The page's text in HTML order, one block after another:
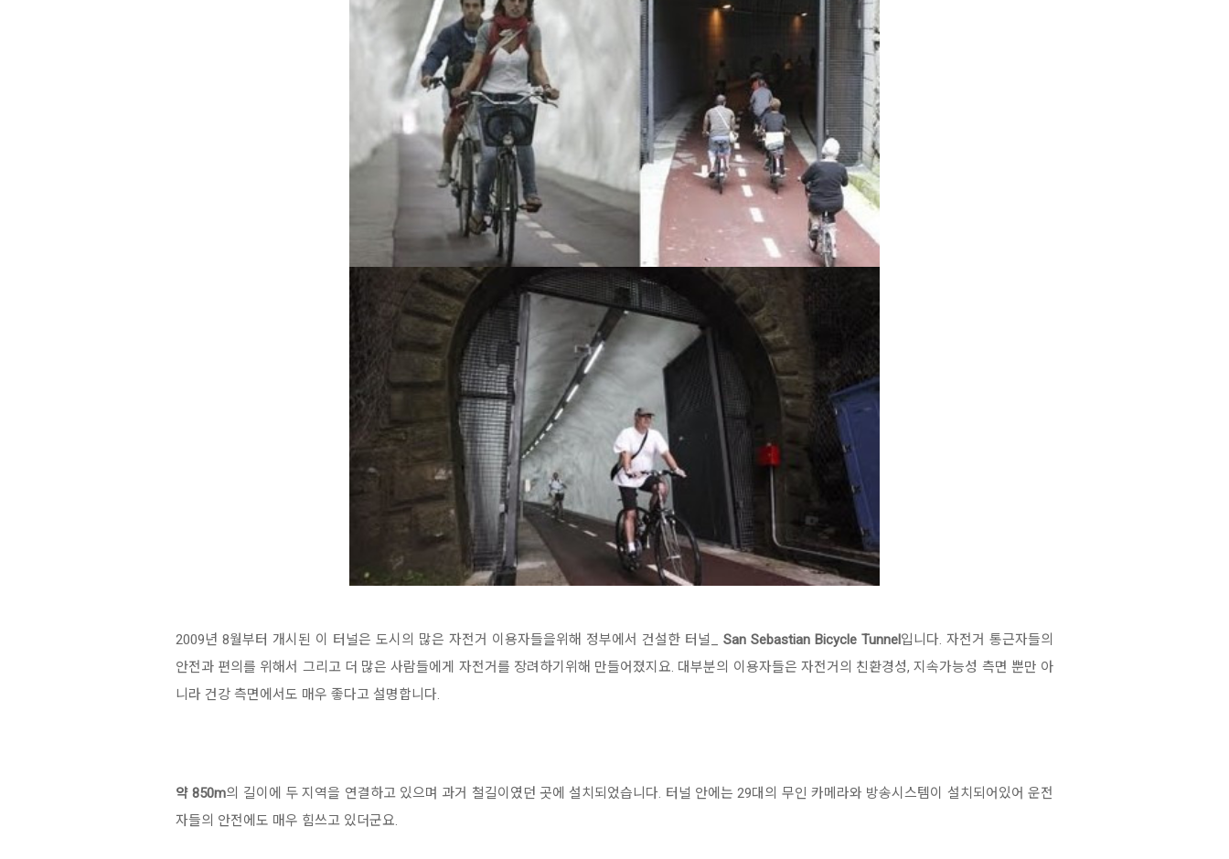
2009년 8월부터 개시된 이 터널은 도시의 많은 자전거 이용자들을위해 정부에서 건설한 터널_ San Sebastian Bicycle Tunnel입니다. 자전거 통근자들의
안전과 편의를 위해서 그리고 더 많은 사람들에게 자전거를 장려하기위해 만들어졌지요. 대부분의 이용자들은 자전거의 친환경성, 지속가능성 측면 뿐만 아
니라 건강 측면에서도 매우 좋다고 설명합니다.
약 850m의 길이에 두 지역을 연결하고 있으며 과거 철길이였던 곳에 설치되었습니다. 터널 안에는 29대의 무인 카메라와 방송시스템이 설치되어있어 운전
자들의 안전에도 매우 힘쓰고 있더군요.